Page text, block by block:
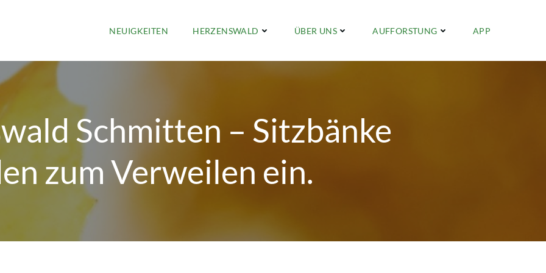
NEUIGKEITEN HERZENSWALD ÜBER UNS AUFFORSTUNG APP
Schmitten – Sitzbänke
zum Verweilen ein.